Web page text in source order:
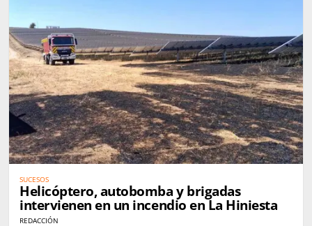
SUCESOS
Helicóptero, autobomba y brigadas
intervienen en un incendio en La Hiniesta
REDACCIÓN